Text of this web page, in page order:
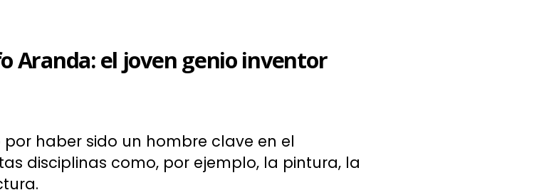
Aranda: el joven genio inventor
haber sido un hombre clave en el
disciplinas como, por ejemplo, la pintura, la